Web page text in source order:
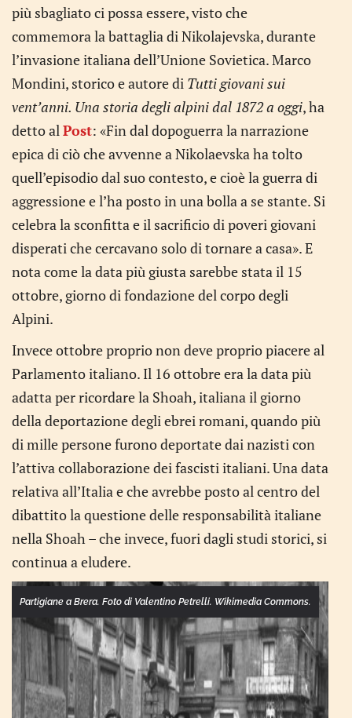
più sbagliato ci possa essere, visto che
commemora la battaglia di Nikolajevska, durante
l’invasione italiana dell’Unione Sovietica. Marco
Mondini, storico e autore di Tutti giovani sui
vent’anni. Una storia degli alpini dal 1872 a oggi, ha
detto alPost: «Fin dal dopoguerra la narrazione
epica di ciò che avvenne a Nikolaevska ha tolto
quell’episodio dal suo contesto, e cioè la guerra di
aggressione e l’ha posto in una bolla a se stante. Si
celebra la sconfitta e il sacrificio di poveri giovani
disperati che cercavano solo di tornare a casa». E
nota come la data più giusta sarebbe stata il 15
ottobre, giorno di fondazione del corpo degli
Alpini.
Invece ottobre proprio non deve proprio piacere al
Parlamento italiano. Il 16 ottobre era la data più
adatta per ricordare la Shoah, italiana il giorno
della deportazione degli ebrei romani, quando più
di mille persone furono deportate dai nazisti con
l’attiva collaborazione dei fascisti italiani. Una data
relativa all’Italia e che avrebbe posto al centro del
dibattito la questione delle responsabilità italiane
nella Shoah – che invece, fuori dagli studi storici, si
continua a eludere.
Partigiane a Brera. Foto di Valentino Petrelli. Wikimedia Commons.